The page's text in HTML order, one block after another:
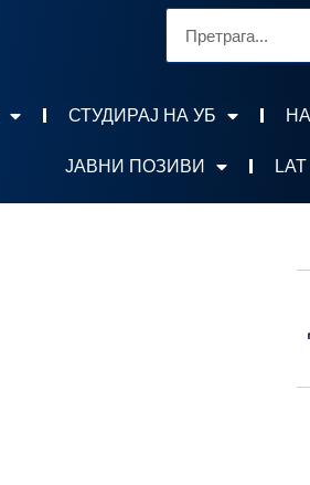
СТУДИРАЈ НА УБ
ЈАВНИ ПОЗИВИ